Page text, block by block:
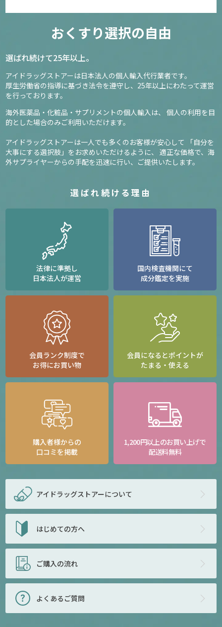
おくすり選択の自由
選ばれ続けて25年以上。
アイドラッグストアーは日本法人の個人輸入代行業者です。
厚生労働省の指導に基づき法令を遵守し、 25年以上にわたって運営
を行っております。
海外医薬品・化粧品・サプリメントの個人輸入は、 個人の利用を目
的とした場合のみご利用いただけます。
アイドラッグストアーは一人でも多くのお客様が安心して
「自分を
大事にする選択肢」をお求めいただけるように、 適正な価格で、海
外サプライヤーからの手配を迅速に行い、ご提供いたします。
選ばれ続ける理由
法律に準拠し
日本法人が運営
国内検査機関にて
成分鑑定を実施
会員ランク制度で
お得にお買い物
会員になるとポイントが
たまる・使える
購入者様からの
口コミを掲載
1,200円以上のお買い上げで
配送料無料
アイドラッグストアーについて
はじめての方へ
ご購入の流れ
よくあるご質問